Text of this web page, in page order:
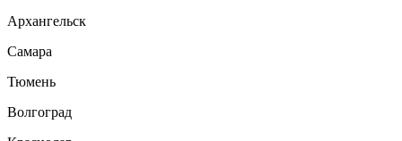
Архангельск
Самара
Тюмень
Волгоград